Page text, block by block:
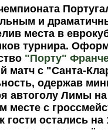
и
места в
турнира.
"Порту"
матч с "Санта-
одержав
автоголу Лимы
месте с
гости остались